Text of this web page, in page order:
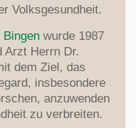
Volksgesundheit.
wurde 1987
Arzt Herrn Dr.
dem Ziel, das
insbesondere
anzuwenden
zu verbreiten.